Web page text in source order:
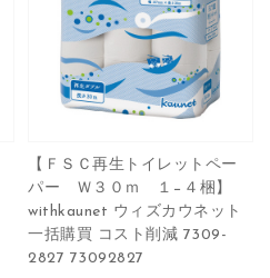
【ＦＳＣ再生トイレットペー
パー Ｗ３０ｍ １−４梱】
withkaunet ウィズカウネット
一括購買 コスト削減 7309-
2827 73092827